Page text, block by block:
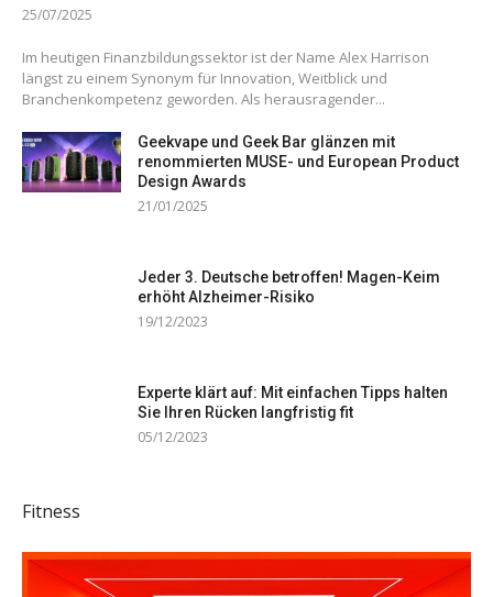
25/07/2025
Im heutigen Finanzbildungssektor ist der Name Alex Harrison
längst zu einem Synonym für Innovation, Weitblick und
Branchenkompetenz geworden. Als herausragender...
Geekvape und Geek Bar glänzen mit
renommierten MUSE- und European Product
Design Awards
21/01/2025
Jeder 3. Deutsche betroffen! Magen-Keim
erhöht Alzheimer-Risiko
19/12/2023
Experte klärt auf: Mit einfachen Tipps halten
Sie Ihren Rücken langfristig fit
05/12/2023
Fitness